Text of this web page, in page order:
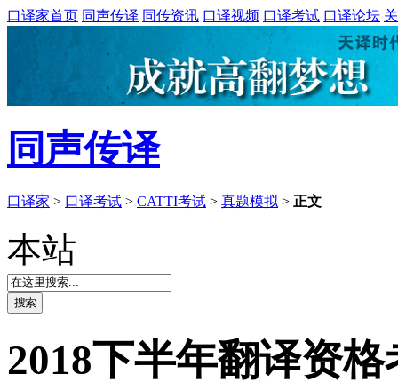
口译家首页 同声传译 同传资讯 口译视频 口译考试 口译论坛
同声传译
口译家 > 口译考试 > CATTI考试 > 真题模拟 > 正文
本站
2018下半年翻译资